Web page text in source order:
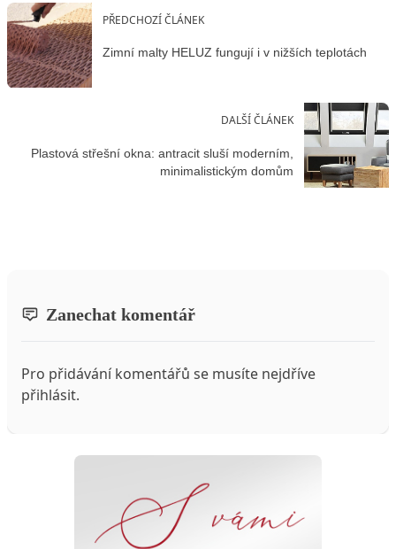
PŘEDCHOZÍ ČLÁNEK
Zimní malty HELUZ fungují i v nižších teplotách
DALŠÍ ČLÁNEK
Plastová střešní okna: antracit sluší moderním,
minimalistickým domům
Zanechat komentář
Pro přidávání komentářů se musíte nejdříve
přihlásit.